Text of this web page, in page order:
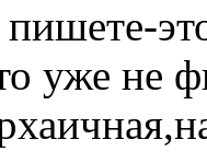
уже не